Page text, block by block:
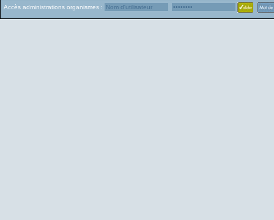
Accès administrations organismes :